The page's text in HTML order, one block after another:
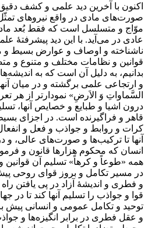
اكنون با آخرين ديد علمى و كشف
صورت‌هاى مادى در واقع نيروهاى تمثّل
موّاج و متسلسل است كه فقط بُعد
عادى در مى‌آيد. با اين ديد پيشرفتۀ
ناشناخته و اوصاف و عوارض بسيط و
قوانين و نظامات مختلف و متنوع و
بدانيم، به دليل آن است كه به
و ارتجاعى علمى برگشته و در ميان
السَّماواتِ وَ الاَرضِ» نمودارتر از هر
درون اشيا و طبايع و خصايص آنها،
قاهر و فراگيرنده است. در اجزاى
كرات و روابط و جواذب و فعل و
آنها تا تركيب‌ها و صورت‌هاى عالى،
انسان كه محكوم هزارها قانون و
همه «طوعاً و كرهاً» تسليم آن
در مسير تكامل و بروز قواى روحى
و فطرى و انديشۀ آزاد در پى يافتن
قوا و جواذب را تسليم آنها كند تا در
توحيد و تكامل عمومى و انسانى پيش
و عقل فطرى در برابر انگيزه‌ها و